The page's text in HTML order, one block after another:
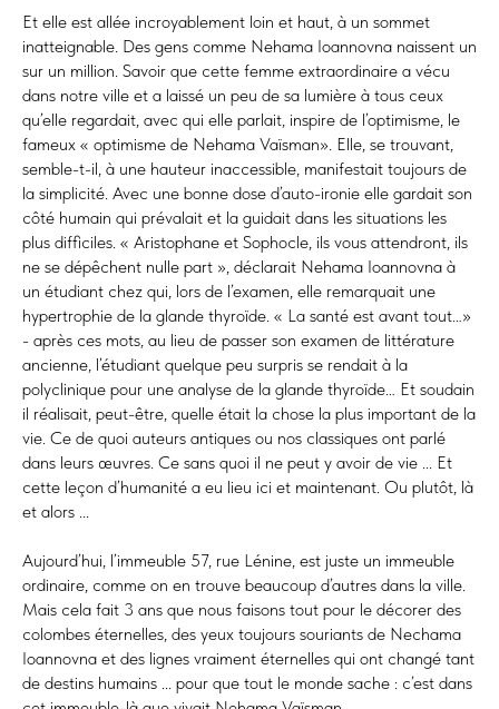
Et elle est allée incroyablement loin et haut, à un sommet
inatteignable. Des gens comme Nehama Ioannovna naissent un
sur un million. Savoir que cette femme extraordinaire a vécu
dans notre ville et a laissé un peu de sa lumière à tous ceux
qu’elle regardait, avec qui elle parlait, inspire de l’optimisme, le
fameux « optimisme de Nehama Vaїsman». Elle, se trouvant,
semble-t-il, à une hauteur inaccessible, manifestait toujours de
la simplicité. Avec une bonne dose d’auto-ironie elle gardait son
côté humain qui prévalait et la guidait dans les situations les
plus difficiles. « Aristophane et Sophocle, ils vous attendront, ils
ne se dépêchent nulle part », déclarait Nehama Ioannovna à
un étudiant chez qui, lors de l’examen, elle remarquait une
hypertrophie de la glande thyroïde. « La santé est avant tout…»
- après ces mots, au lieu de passer son examen de littérature
ancienne, l’étudiant quelque peu surpris se rendait à la
polyclinique pour une analyse de la glande thyroïde… Et soudain
il réalisait, peut-être, quelle était la chose la plus important de la
vie. Ce de quoi auteurs antiques ou nos classiques ont parlé
dans leurs œuvres. Ce sans quoi il ne peut y avoir de vie ... Et
cette leçon d’humanité a eu lieu ici et maintenant. Ou plutôt, là
et alors ...
Aujourd’hui, l’immeuble 57, rue Lénine, est juste un immeuble
ordinaire, comme on en trouve beaucoup d’autres dans la ville.
Mais cela fait 3 ans que nous faisons tout pour le décorer des
colombes éternelles, des yeux toujours souriants de Nechama
Ioannovna et des lignes vraiment éternelles qui ont changé tant
de destins humains ... pour que tout le monde sache : c’est dans